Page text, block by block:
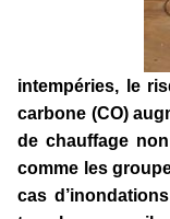
intempéries, le
carbone (CO)
de chauffage
comme les
cas